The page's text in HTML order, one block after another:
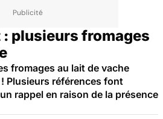
: plusieurs fromages
fromages au lait de vache
Plusieurs références font
rappel en raison de la présence